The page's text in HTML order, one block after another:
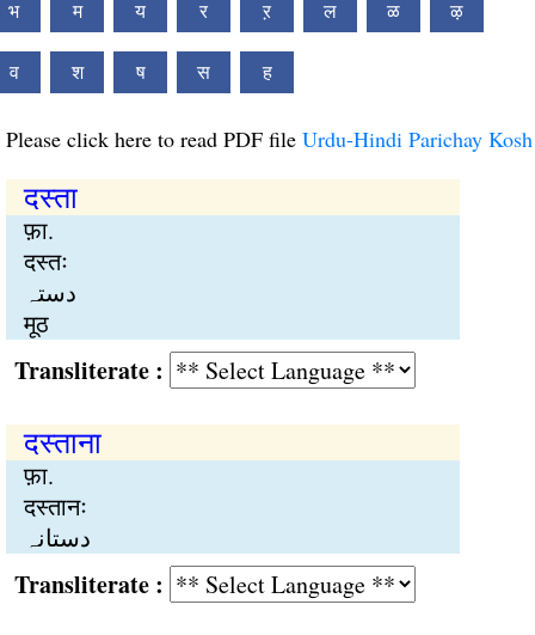
भ म य र ऱ ल ळ ऴ
व श ष स ह
Please click here to read PDF file Urdu-Hindi Parichay Kosh
दस्ता
फ़ा.
दस्तः
دستہ
मूठ
:
दस्ताना
फ़ा.
दस्तानः
دستانہ
: